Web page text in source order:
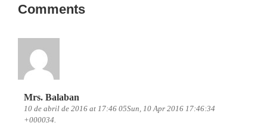
Comments
Mrs. Balaban
10 de abril de 2016 at 17:46 05Sun, 10 Apr 2016 17:46:34
+000034.